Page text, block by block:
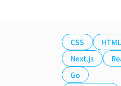
CSS HTML
Next.js
Go